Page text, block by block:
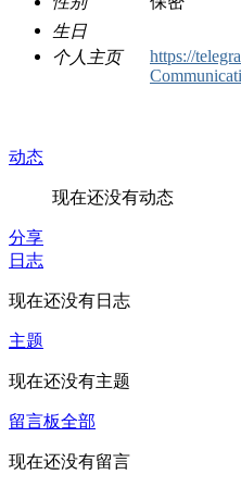
生日
个人主页
https://
动态
现在还没有动态
分享
日志
现在还没有日志
主题
现在还没有主题
留言板全部
现在还没有留言